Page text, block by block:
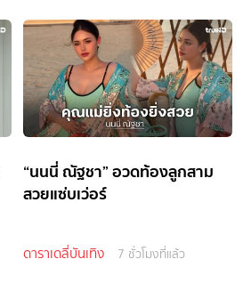
“นนนี่ ณัฐชา” อวดท้องลูกสาม
สวยแซ่บเว่อร์
ดาราเดลี่บันเทิง 7 ชั่วโมงที่แล้ว